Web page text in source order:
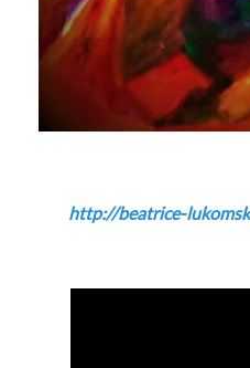
http://beatrice-